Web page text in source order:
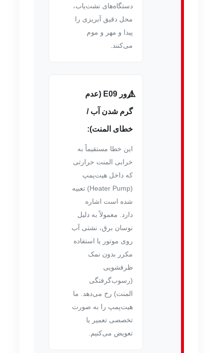
دستگاه‌های نشت‌یاب،
محل دقیق آبریزی را
پیدا و مهر و موم
می‌کنند.
ارور E09 (عدم
گرم شدن آب /
خطای المنت):
این خطا مستقیماً به
خرابی المنت حرارتی
که داخل هیت‌پمپ
(Heater Pump) تعبیه
شده است اشاره
دارد. معمولاً به دلیل
نوسان برق، نشتی آب
روی موتور یا استفاده
مکرر بدون نمک
ظرفشویی
(رسوب‌گرفتگی
المنت) رخ می‌دهد. ما
هیت‌پمپ را به صورت
تخصصی تعمیر یا
تعویض می‌کنیم.